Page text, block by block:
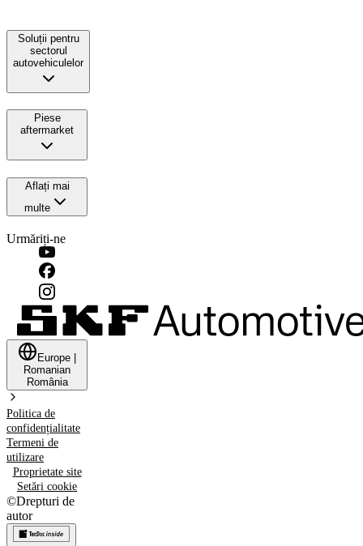
Soluții pentru
sectorul
autovehiculelor
Piese
aftermarket
Aflați mai
multe
Urmăriți-ne
Europe
Romanian
România
Politica de
confidențialitate
Termeni de
utilizare
Proprietate site
Setări cookie
©Drepturi de
autor